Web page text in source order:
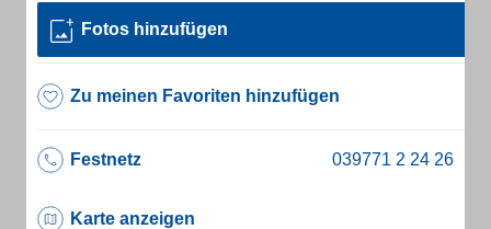
Fotos hinzufügen
Zu meinen Favoriten hinzufügen
Festnetz
Karte anzeigen